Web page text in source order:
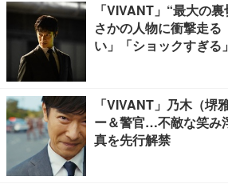
「VIVANT」“最大の
さかの人物に衝撃走
い」「ショックすぎる
「VIVANT」乃木（堺
ー＆警官…不敵な笑み
真を先行解禁